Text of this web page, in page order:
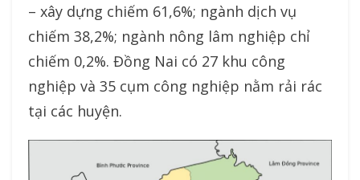
– xây dựng chiếm 61,6%; ngành dịch vụ
chiếm 38,2%; ngành nông lâm nghiệp chỉ
chiếm 0,2%. Đồng Nai có 27 khu công
nghiệp và 35 cụm công nghiệp nằm rải rác
tại các huyện.